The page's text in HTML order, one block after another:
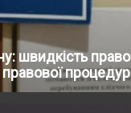
швидкість